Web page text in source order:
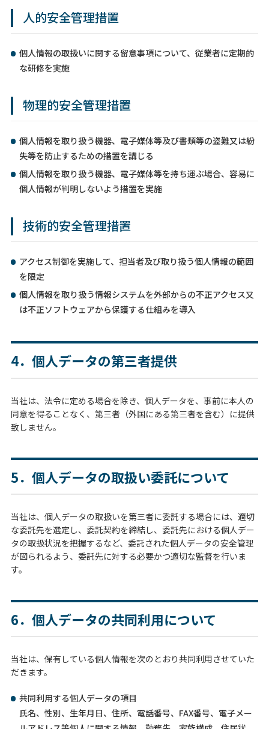
人的安全管理措置
個人情報の取扱いに関する留意事項について、従業者に定期的
な研修を実施
物理的安全管理措置
個人情報を取り扱う機器、電子媒体等及び書類等の盗難又は紛
失等を防止するための措置を講じる
個人情報を取り扱う機器、電子媒体等を持ち運ぶ場合、容易に
個人情報が判明しないよう措置を実施
技術的安全管理措置
アクセス制御を実施して、担当者及び取り扱う個人情報の範囲
を限定
個人情報を取り扱う情報システムを外部からの不正アクセス又
は不正ソフトウェアから保護する仕組みを導入
4．個人データの第三者提供
当社は、法令に定める場合を除き、個人データを、事前に本人の
同意を得ることなく、第三者（外国にある第三者を含む）に提供
致しません。
5．個人データの取扱い委託について
当社は、個人データの取扱いを第三者に委託する場合には、適切
な委託先を選定し、委託契約を締結し、委託先における個人デー
タの取扱状況を把握するなど、委託された個人データの安全管理
が図られるよう、委託先に対する必要かつ適切な監督を行いま
す。
6．個人データの共同利用について
当社は、保有している個人情報を次のとおり共同利用させていた
だきます。
共同利用する個人データの項目
氏名、性別、生年月日、住所、電話番号、FAX番号、電子メー